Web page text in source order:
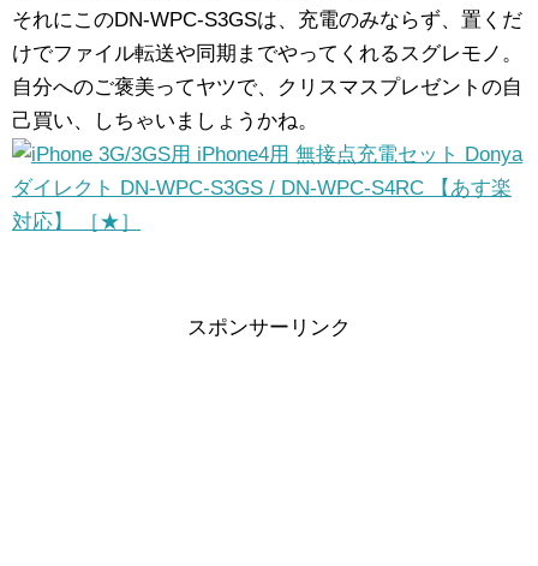
それにこのDN-WPC-S3GSは、充電のみならず、置くだ
けでファイル転送や同期までやってくれるスグレモノ。
自分へのご褒美ってヤツで、クリスマスプレゼントの自
己買い、しちゃいましょうかね。
スポンサーリンク